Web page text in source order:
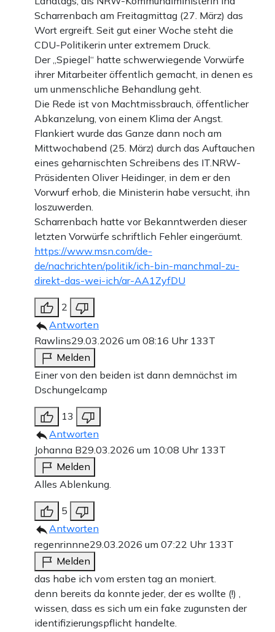
Scharrenbach am Freitagmittag (27. März) das
Wort ergreift. Seit gut einer Woche steht die
CDU-Politikerin unter extremem Druck.
Der „Spiegel“ hatte schwerwiegende Vorwürfe
ihrer Mitarbeiter öffentlich gemacht, in denen es
um unmenschliche Behandlung geht.
Die Rede ist von Machtmissbrauch, öffentlicher
Abkanzelung, von einem Klima der Angst.
Flankiert wurde das Ganze dann noch am
Mittwochabend (25. März) durch das Auftauchen
eines geharnischten Schreibens des IT.NRW-
Präsidenten Oliver Heidinger, in dem er den
Vorwurf erhob, die Ministerin habe versucht, ihn
loszuwerden.
Scharrenbach hatte vor Bekanntwerden dieser
letzten Vorwürfe schriftlich Fehler eingeräumt.
https://www.msn.com/de-
de/nachrichten/politik/ich-bin-manchmal-zu-
direkt-das-wei-ich/ar-AA1ZyfDU
2
Antworten
Rawlins29.03.2026 um 08:16 Uhr 133T
Melden
Einer von den beiden ist dann demnächst im
Dschungelcamp
13
Antworten
Johanna B29.03.2026 um 10:08 Uhr 133T
Melden
Alles Ablenkung.
5
Antworten
regenrinnne29.03.2026 um 07:22 Uhr 133T
Melden
das habe ich vom ersten tag an moniert.
denn bereits da konnte jeder, der es wollte (!) ,
wissen, dass es sich um ein fake zugunsten der
identifizierungspflicht handelte.